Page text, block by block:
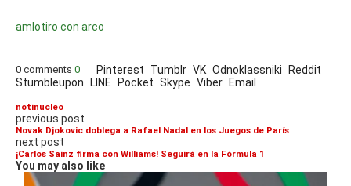
amlotiro con arco
0 comments 0 Pinterest Tumblr VK Odnoklassniki Reddit
Stumbleupon LINE Pocket Skype Viber Email
notinucleo
previous post
Novak Djokovic doblega a Rafael Nadal en los Juegos de París
next post
¡Carlos Sainz firma con Williams! Seguirá en la Fórmula 1
You may also like